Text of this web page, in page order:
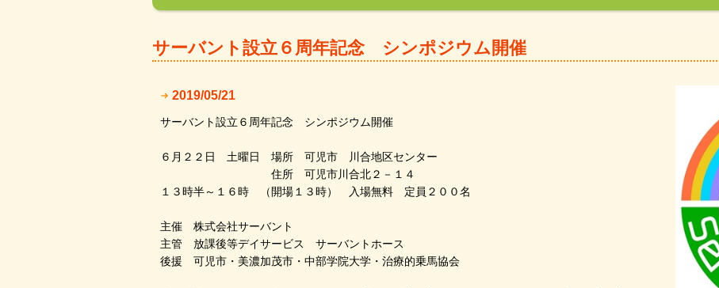
サーバント設立６周年記念 シンポジウム開催
2019/05/21
サーバント設立６周年記念 シンポジウム開催
６月２２日 土曜日 場所 可児市 川合地区センター
住所 可児市川合北２－１４
１３時半～１６時 （開場１３時） 入場無料 定員２００名
主催 株式会社サーバント
主管 放課後等デイサービス サーバントホース
後援 可児市・美濃加茂市・中部学院大学・治療的乗馬協会